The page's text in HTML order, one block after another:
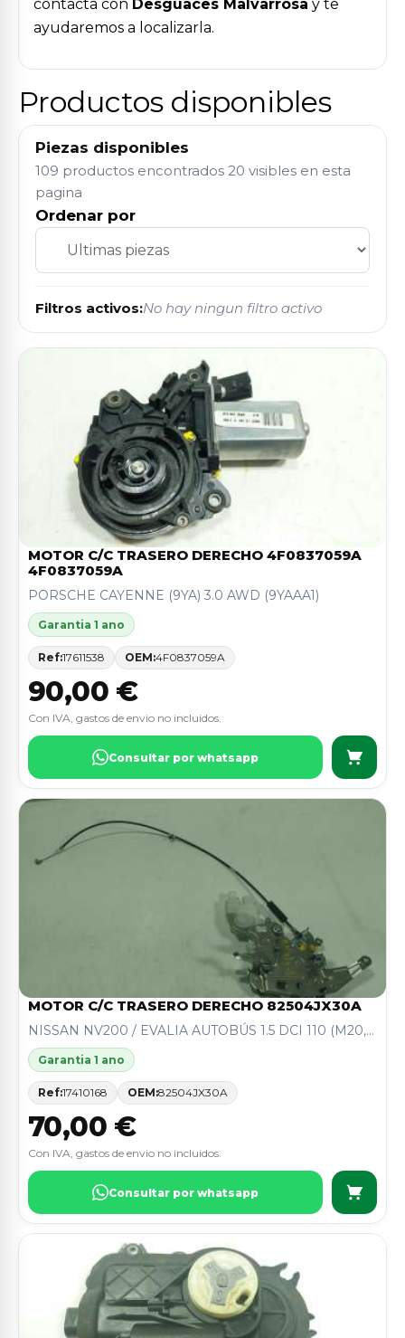
contacta con Desguaces Malvarrosa y te
ayudaremos a localizarla.
Productos disponibles
Piezas disponibles
109 productos encontrados 20 visibles en esta
pagina
Ordenar por
Filtros activos:No hay ningun filtro activo
MOTOR C/C TRASERO DERECHO 4F0837059A
4F0837059A
PORSCHE CAYENNE (9YA) 3.0 AWD (9YAAA1)
Garantia 1 ano
Ref:17611538 OEM:4F0837059A
90,00 €
Con IVA, gastos de envio no incluidos.
Consultar por whatsapp
MOTOR C/C TRASERO DERECHO 82504JX30A
NISSAN NV200 / EVALIA AUTOBÚS 1.5 DCI 110 (M20,...
Garantia 1 ano
Ref:17410168 OEM:82504JX30A
70,00 €
Con IVA, gastos de envio no incluidos.
Consultar por whatsapp